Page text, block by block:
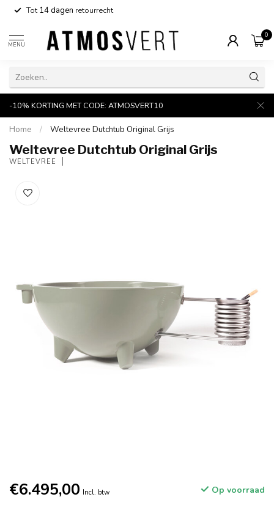
Tot14 dagen retourrecht
MENU
0
-10% KORTING MET CODE: ATMOSVERT10
Home / Weltevree Dutchtub Original Grijs
Weltevree Dutchtub Original Grijs
WELTEVREE
€6.495,00 Incl. btw Op voorraad